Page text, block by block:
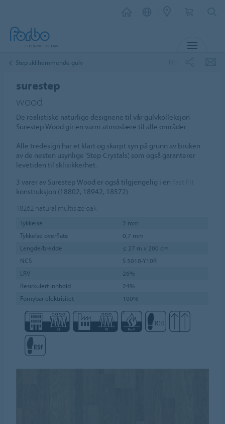
Step sklihemmende gulv
surestep
wood
De realistiske naturlige designene til vår gulvkolleksjon
Surestep Wood gir en varm atmosfære til alle områder.
Alle tredesign har et klart og skarpt syn på grunn av bruken
av de nesten usynlige 'Step Crystals', som også garanterer
levetiden til sklisikkerhet.
3 varer av Surestep Wood er også tilgjengelig i en
konstruksjon (18802, 18942, 18572).
18262 natural multisize oak
Tykkelse
2 mm
Tykkelse overflate
0,7 mm
Lengde/bredde
≤ 27 m x 200 cm
NCS
S 5010-Y10R
LRV
26%
Resirkulert innhold
24%
Fornybar elektrisitet
100%